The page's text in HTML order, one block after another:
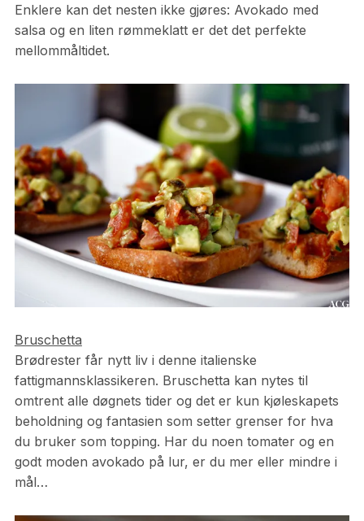
Enklere kan det nesten ikke gjøres: Avokado med
salsa og en liten rømmeklatt er det det perfekte
mellommåltidet.
Bruschetta
Brødrester får nytt liv i denne italienske
fattigmannsklassikeren. Bruschetta kan nytes til
omtrent alle døgnets tider og det er kun kjøleskapets
beholdning og fantasien som setter grenser for hva
du bruker som topping. Har du noen tomater og en
godt moden avokado på lur, er du mer eller mindre i
mål…